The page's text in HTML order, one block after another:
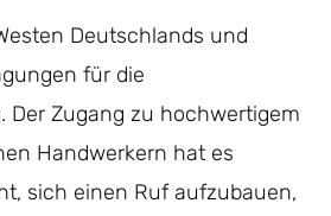
Deutschlands und
für die
Der Zugang zu hochwertigem
Handwerkern hat es
sich einen Ruf aufzubauen,